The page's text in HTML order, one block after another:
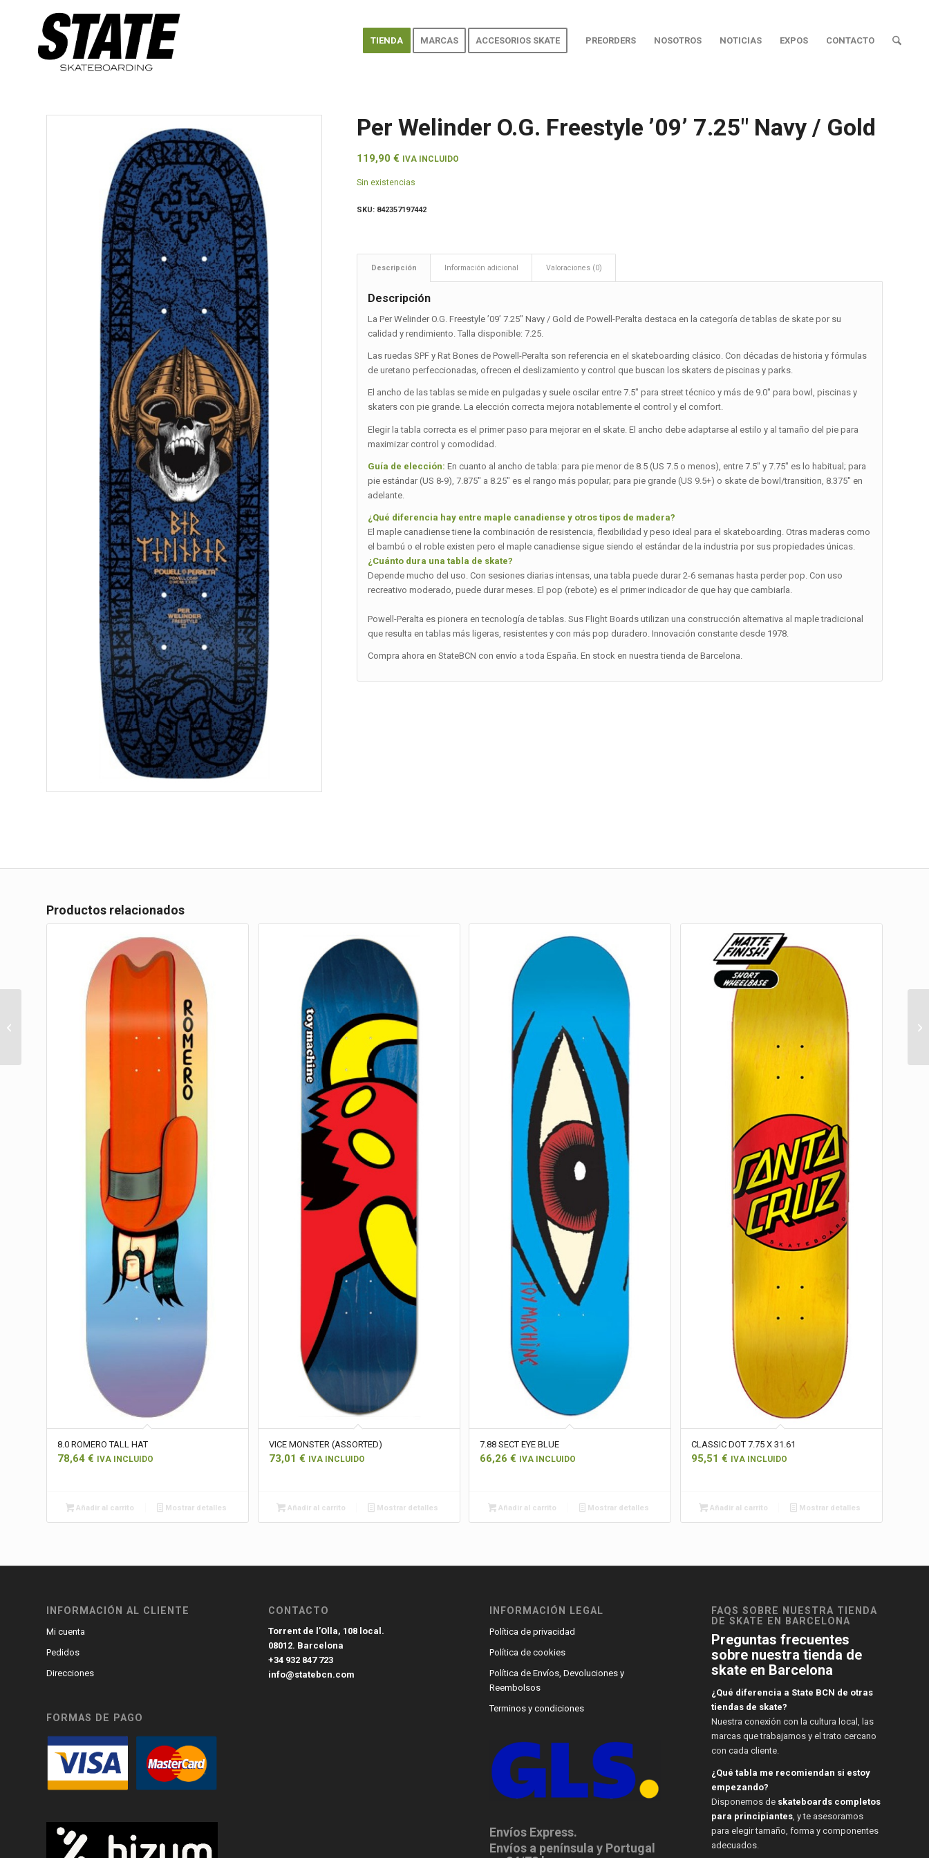
TIENDA MARCAS ACCESORIOS SKATE PREORDERS NOSOTROS NOTICIAS EXPOS CONTACTO
Per Welinder O.G. Freestyle ’09’ 7.25″ Navy / Gold
119,90€ IVA INCLUIDO
Sin existencias
SKU: 842357197442
Descripción Información adicional Valoraciones (0)
Descripción
La Per Welinder O.G. Freestyle ’09’ 7.25″ Navy / Gold de Powell-Peralta destaca en la categoría de tablas de skate por su
calidad y rendimiento. Talla disponible: 7.25.
Las ruedas SPF y Rat Bones de Powell-Peralta son referencia en el skateboarding clásico. Con décadas de historia y fórmulas
de uretano perfeccionadas, ofrecen el deslizamiento y control que buscan los skaters de piscinas y parks.
El ancho de las tablas se mide en pulgadas y suele oscilar entre 7.5″ para street técnico y más de 9.0″ para bowl, piscinas y
skaters con pie grande. La elección correcta mejora notablemente el control y el comfort.
Elegir la tabla correcta es el primer paso para mejorar en el skate. El ancho debe adaptarse al estilo y al tamaño del pie para
maximizar control y comodidad.
Guía de elección: En cuanto al ancho de tabla: para pie menor de 8.5 (US 7.5 o menos), entre 7.5″ y 7.75″ es lo habitual; para
pie estándar (US 8-9), 7.875″ a 8.25″ es el rango más popular; para pie grande (US 9.5+) o skate de bowl/transition, 8.375″ en
adelante.
¿Qué diferencia hay entre maple canadiense y otros tipos de madera?
El maple canadiense tiene la combinación de resistencia, flexibilidad y peso ideal para el skateboarding. Otras maderas como
el bambú o el roble existen pero el maple canadiense sigue siendo el estándar de la industria por sus propiedades únicas.
¿Cuánto dura una tabla de skate?
Depende mucho del uso. Con sesiones diarias intensas, una tabla puede durar 2-6 semanas hasta perder pop. Con uso
recreativo moderado, puede durar meses. El pop (rebote) es el primer indicador de que hay que cambiarla.
Powell-Peralta es pionera en tecnología de tablas. Sus Flight Boards utilizan una construcción alternativa al maple tradicional
que resulta en tablas más ligeras, resistentes y con más pop duradero. Innovación constante desde 1978.
Compra ahora en StateBCN con envío a toda España. En stock en nuestra tienda de Barcelona.
Productos relacionados
8.0 ROMERO TALL HAT
78,64 € IVA INCLUIDO
Añadir al carrito Mostrar detalles
VICE MONSTER (ASSORTED)
73,01 € IVA INCLUIDO
Añadir al carrito Mostrar detalles
7.88 SECT EYE BLUE
66,26€ IVA INCLUIDO
Añadir al carrito Mostrar detalles
CLASSIC DOT 7.75 X 31.61
95,51 € IVA INCLUIDO
Añadir al carrito Mostrar detalles
INFORMACIÓN AL CLIENTE
Mi cuenta
Pedidos
Direcciones
FORMAS DE PAGO
CONTACTO
Torrent de l’Olla, 108 local.
08012. Barcelona
+34 932 847 723
info@statebcn.com
INFORMACIÓN LEGAL
Política de privacidad
Política de cookies
Política de Envíos, Devoluciones y
Reembolsos
Terminos y condiciones
Envíos Express.
Envíos a península y Portugal
FAQS SOBRE NUESTRA TIENDA
DE SKATE EN BARCELONA
Preguntas frecuentes
sobre nuestra tienda de
skate en Barcelona
¿Qué diferencia a State BCN de otras
tiendas de skate?
Nuestra conexión con la cultura local, las
marcas que trabajamos y el trato cercano
con cada cliente.
¿Qué tabla me recomiendan si estoy
empezando?
Disponemos de skateboards completos
para principiantes, y te asesoramos
para elegir tamaño, forma y componentes
adecuados.
NICKY GUERRERO